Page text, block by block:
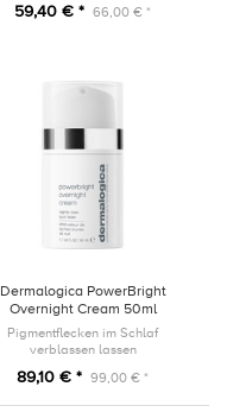
59,40 € * 66,00 € *
Dermalogica PowerBright
Overnight Cream 50ml
Pigmentflecken im Schlaf
verblassen lassen
89,10 € * 99,00 € *